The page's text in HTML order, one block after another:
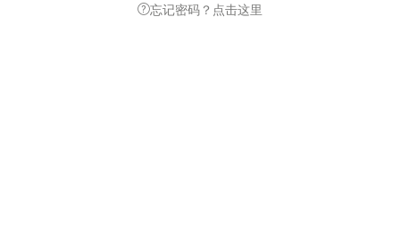
忘记密码？点击这里